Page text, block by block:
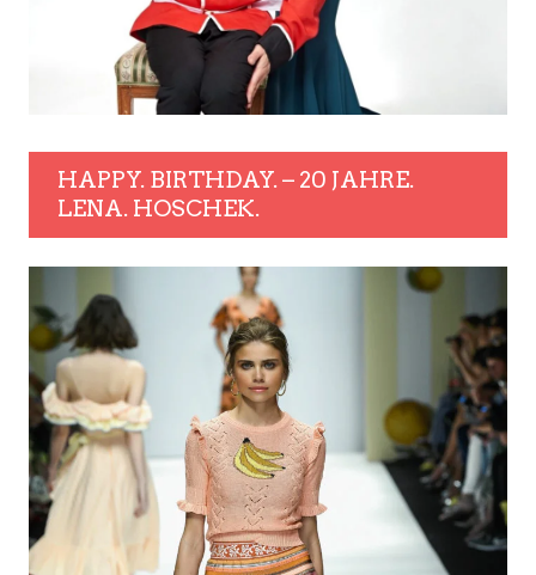
HAPPY. BIRTHDAY. – 20 JAHRE.
LENA. HOSCHEK.